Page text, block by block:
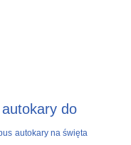
autokary do
autokary na święta